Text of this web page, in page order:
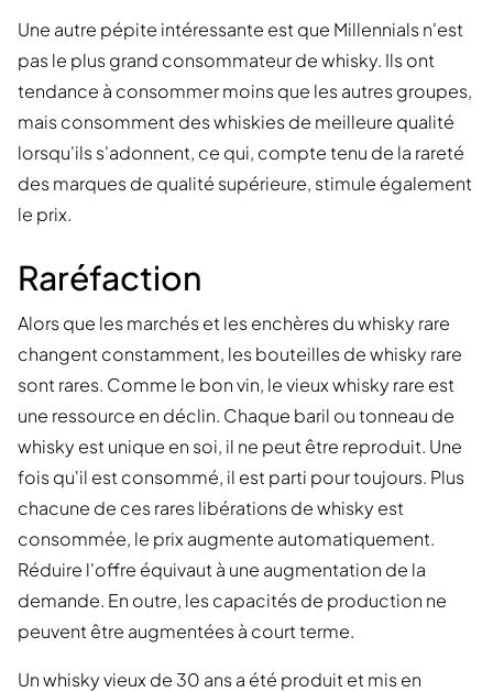
Une autre pépite intéressante est que Millennials n'est
pas le plus grand consommateur de whisky. Ils ont
tendance à consommer moins que les autres groupes,
mais consomment des whiskies de meilleure qualité
lorsqu'ils s'adonnent, ce qui, compte tenu de la rareté
des marques de qualité supérieure, stimule également
le prix.
Raréfaction
Alors que les marchés et les enchères du whisky rare
changent constamment, les bouteilles de whisky rare
sont rares. Comme le bon vin, le vieux whisky rare est
une ressource en déclin. Chaque baril ou tonneau de
whisky est unique en soi, il ne peut être reproduit. Une
fois qu'il est consommé, il est parti pour toujours. Plus
chacune de ces rares libérations de whisky est
consommée, le prix augmente automatiquement.
Réduire l'offre équivaut à une augmentation de la
demande. En outre, les capacités de production ne
peuvent être augmentées à court terme.
Un whisky vieux de 30 ans a été produit et mis en